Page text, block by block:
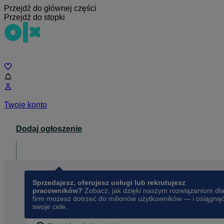
Przejdź do głównej części
Przejdź do stopki
Twoje konto
Dodaj ogłoszenie
Sprzedajesz, oferujesz usługi lub rekrutujesz
pracowników? Zobacz, jak dzięki naszym rozwiązaniom dla
firm możesz dotrzeć do milionów użytkowników — i osiągnąć
swoje cele.